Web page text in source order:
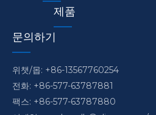
제품
문의하기
위챗/몹: +86-13567760254
전화: +86-577-63787881
팩스: +86-577-63787880